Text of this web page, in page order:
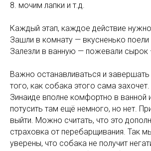
8. мочим лапки и т.д.
Каждый этап, каждое действие
Зашли в комнату — вкусненько
Залезли в ванную — пожевали сырок
Важно останавливаться и завершать
того, как собака этого сама
Зинаиде вполне комфортно в ванной
потусить там ещё немного, но нет.
выйти. Можно считать, что это
страховка от перебарщивания. Так
уверены, что собака не получит